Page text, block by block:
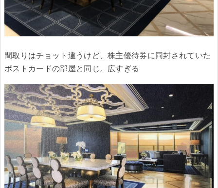
間取りはチョット違うけど、株主優待券に同封されていた
ポストカードの部屋と同じ。広すぎる